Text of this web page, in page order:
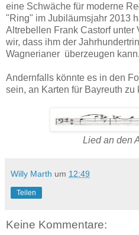
eine Schwäche für moderne
"Ring" im Jubiläumsjahr 2013
Altrebellen Frank Castorf unter
wir, dass ihm der
Wagnerianer überzeugen kann.
Andernfalls könnte es in den
sein, an Karten für Bayreuth zu
Lied an den
Willy Marth um 12:49
Teilen
Keine Kommentare: